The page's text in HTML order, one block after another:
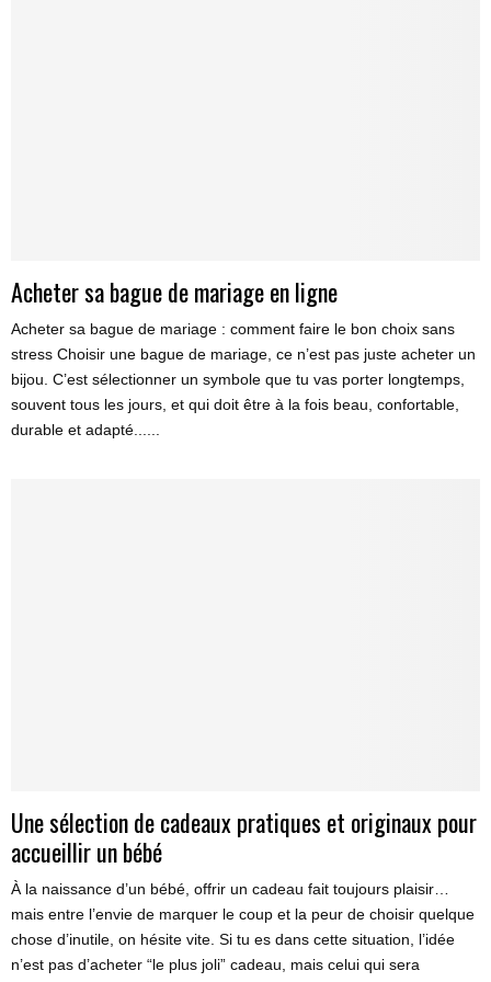
Acheter sa bague de mariage en ligne
Acheter sa bague de mariage : comment faire le bon choix sans
stress Choisir une bague de mariage, ce n’est pas juste acheter un
bijou. C’est sélectionner un symbole que tu vas porter longtemps,
souvent tous les jours, et qui doit être à la fois beau, confortable,
durable et adapté......
Une sélection de cadeaux pratiques et originaux pour
accueillir un bébé
À la naissance d’un bébé, offrir un cadeau fait toujours plaisir…
mais entre l’envie de marquer le coup et la peur de choisir quelque
chose d’inutile, on hésite vite. Si tu es dans cette situation, l’idée
n’est pas d’acheter “le plus joli” cadeau, mais celui qui sera